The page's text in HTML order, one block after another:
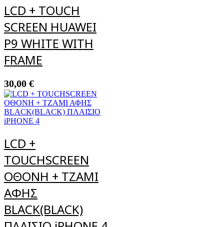
LCD + TOUCH
SCREEN HUAWEI
P9 WHITE WITH
FRAME
30,00 €
LCD +
TOUCHSCREEN
ΟΘΟΝΗ + ΤΖΑΜΙ
ΑΦΗΣ
BLACK(BLACK)